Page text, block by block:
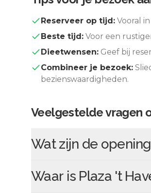
Reserveer op tijd: Vooral
Beste tijd: Voor een
Dieetwensen: Geef bij
Combineer je bezoek:
bezienswaardigheden.
Veelgestelde vragen
Wat zijn de
Waar is Plaza 't